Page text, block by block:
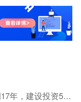
某建设项目建设期3年，生产经营期17年，建设投资5500万元